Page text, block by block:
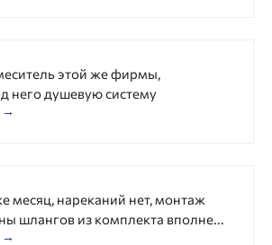
этой же фирмы,
него душевую систему
→
месяц, нареканий нет, монтаж
шлангов из комплекта вполне...
→